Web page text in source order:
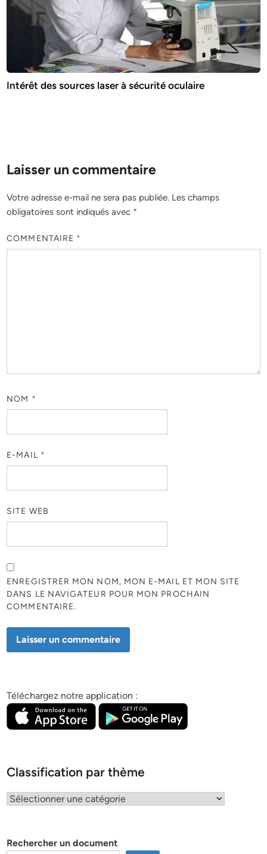
Intérêt des sources laser à sécurité oculaire
Laisser un commentaire
Votre adresse e-mail ne sera pas publiée. Les champs
obligatoires sont indiqués avec *
COMMENTAIRE *
NOM *
E-MAIL *
SITE WEB
ENREGISTRER MON NOM, MON E-MAIL ET MON SITE
DANS LE NAVIGATEUR POUR MON PROCHAIN
COMMENTAIRE.
Téléchargez notre application :
Classification par thème
Classification
Rechercher un document